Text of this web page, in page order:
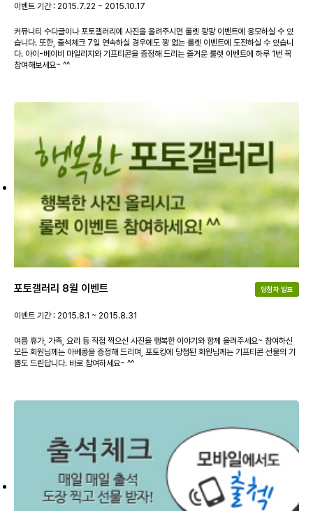
이벤트 기간 : 2015.7.22 ~ 2015.10.17
커뮤니티 수다글이나 포토갤러리에 사진을 올려주시면 룰렛 팡팡 이벤트에 응모하실 수 있
습니다. 또한, 출석체크 7일 연속하실 경우에도 꽝 없는 룰렛 이벤트에 도전하실 수 있습니
다. 아이-베이비 마일리지와 기프티콘을 증정해 드리는 즐거운 룰렛 이벤트에 하루 1번 꼭
참여해보세요~ ^^
포토갤러리 8월 이벤트 당첨자 발표
이벤트 기간 : 2015.8.1 ~ 2015.8.31
여름 휴가, 가족, 요리 등 직접 찍으신 사진을 행복한 이야기와 함께 올려주세요~ 참여하신
모든 회원님께는 아베콩을 증정해 드리며, 포토킹에 당첨된 회원님께는 기프티콘 선물의 기
쁨도 드린답니다. 바로 참여하세요~ ^^